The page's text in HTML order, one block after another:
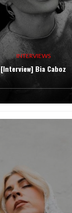
INTERVIEWS
[Interview] Bia Caboz